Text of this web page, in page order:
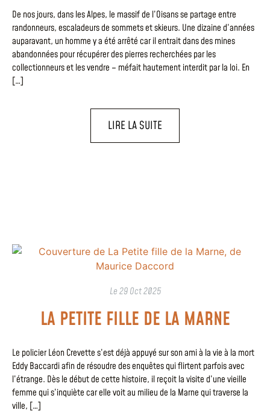
De nos jours, dans les Alpes, le massif de l’Oisans se partage entre
randonneurs, escaladeurs de sommets et skieurs. Une dizaine d’années
auparavant, un homme y a été arrêté car il entrait dans des mines
abandonnées pour récupérer des pierres recherchées par les
collectionneurs et les vendre – méfait hautement interdit par la loi. En
[…]
LIRE LA SUITE
Le29 Oct 2025
LA PETITE FILLE DE LA MARNE
Le policier Léon Crevette s’est déjà appuyé sur son ami à la vie à la mort
Eddy Baccardi afin de résoudre des enquêtes qui flirtent parfois avec
l’étrange. Dès le début de cette histoire, il reçoit la visite d’une vieille
femme qui s’inquiète car elle voit au milieu de la Marne qui traverse la
ville, […]